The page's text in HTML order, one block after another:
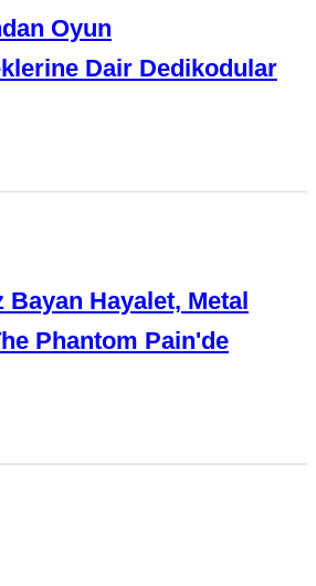
Oyun
Dair Dedikodular
Bayan Hayalet, Metal
Phantom Pain'de